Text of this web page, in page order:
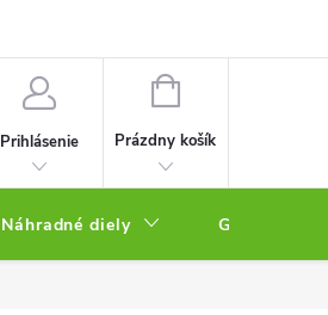
Prihlásenie
NÁKUPNÝ
Prázdny košík
Náhradné diely